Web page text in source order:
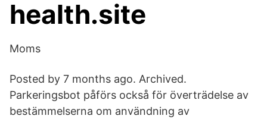
health.site
Moms
Posted by 7 months ago. Archived.
Parkeringsbot påförs också för överträdelse av
bestämmelserna om användning av